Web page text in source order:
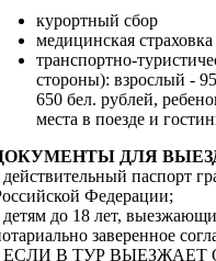
курортный сбор
медицинская страховка
транспортно-
стороны): взрослый -
650 бел. рублей,
места в поезде и
ДЛЯ
действительный паспорт
Федерации;
детям до 18 лет,
заверенное
ЕСЛИ В ТУР